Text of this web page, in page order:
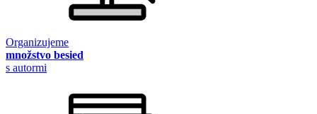
Organizujeme
množstvo besied
s autormi